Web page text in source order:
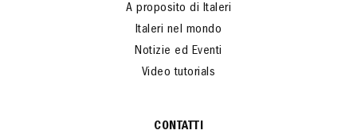
A proposito di Italeri
Italeri nel mondo
Notizie ed Eventi
Video tutorials
CONTATTI